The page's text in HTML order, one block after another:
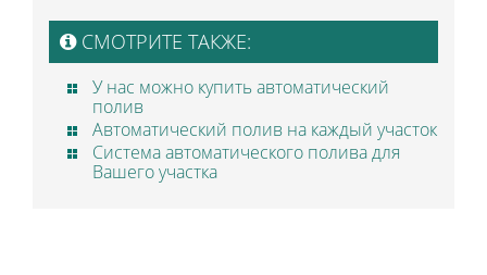
СМОТРИТЕ ТАКЖЕ:
У нас можно купить автоматический
полив
Автоматический полив на каждый участок
Система автоматического полива для
Вашего участка